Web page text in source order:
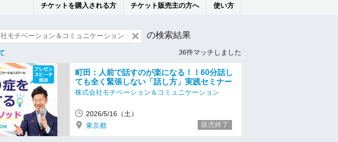
チケットを購入される方 チケット販売主の方へ 使い方
モチベーション＆コミュニケーション の検索結果
36件マッチしました
町田：人前で話すのが楽になる！！60分話し
ても全く緊張しない「話し方」実践セミナー
株式会社モチベーション＆コミュニケーション
2026/5/16（土）
東京都
販売終了